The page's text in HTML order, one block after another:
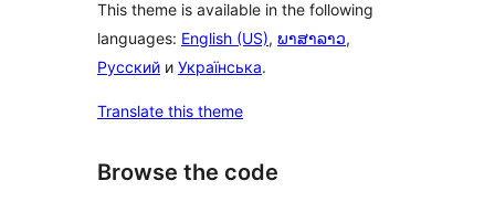
This theme is available in the following
languages: English (US), ພາສາລາວ,
Русский и Українська.
Translate this theme
Browse the code